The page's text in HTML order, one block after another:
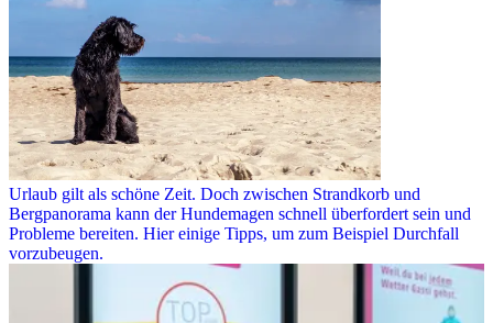
Urlaub gilt als schöne Zeit. Doch zwischen Strandkorb und
Bergpanorama kann der Hundemagen schnell überfordert sein und
Probleme bereiten. Hier einige Tipps, um zum Beispiel Durchfall
vorzubeugen.